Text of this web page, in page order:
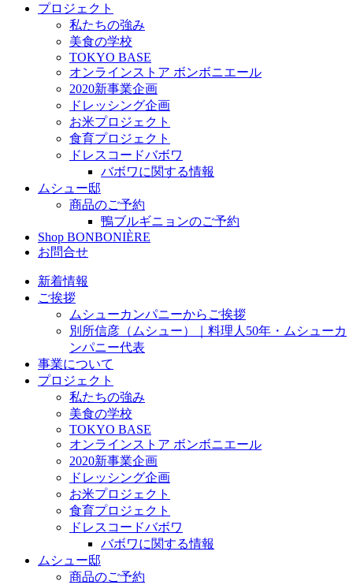
プロジェクト
私たちの強み
美食の学校
TOKYO BASE
オンラインストア ボンボニエール
2020新事業企画
ドレッシング企画
お米プロジェクト
食育プロジェクト
ドレスコードバボワ
バボワに関する情報
ムシュー邸
商品のご予約
鴨ブルギニョンのご予約
Shop BONBONIÈRE
お問合せ
新着情報
ご挨拶
ムシューカンパニーからご挨拶
別所信彦（ムシュー）｜料理人50年・ムシューカ
ンパニー代表
事業について
プロジェクト
私たちの強み
美食の学校
TOKYO BASE
オンラインストア ボンボニエール
2020新事業企画
ドレッシング企画
お米プロジェクト
食育プロジェクト
ドレスコードバボワ
バボワに関する情報
ムシュー邸
商品のご予約